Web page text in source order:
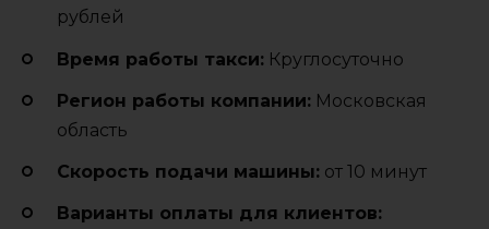
рублей
Время работы такси: Круглосуточно
Регион работы компании: Московская
область
Cкорость подачи машины: от 10 минут
Варианты оплаты для клиентов: